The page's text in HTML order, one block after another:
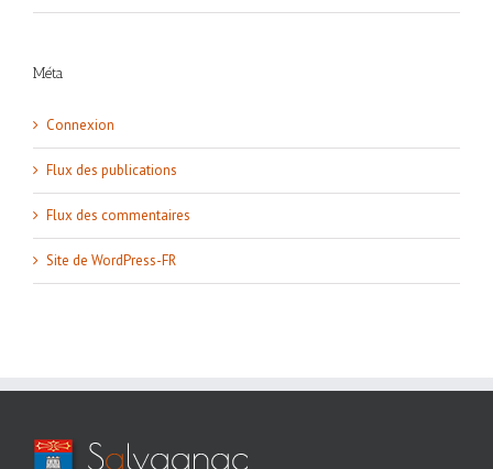
Méta
Connexion
Flux des publications
Flux des commentaires
Site de WordPress-FR